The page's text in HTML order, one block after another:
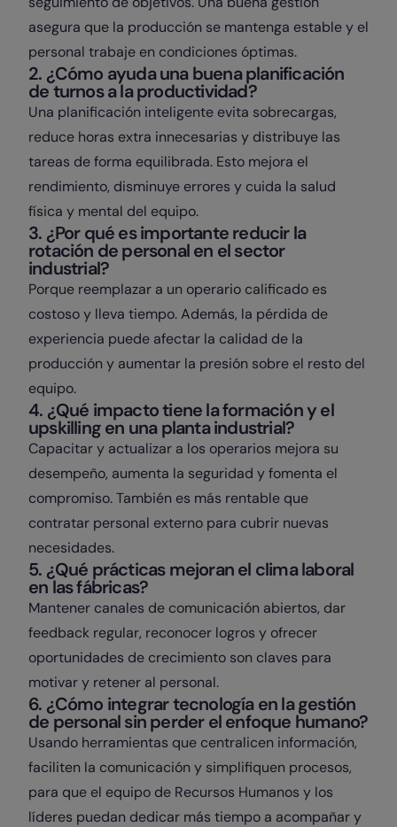
asegura que la producción se mantenga estable y el
personal trabaje en condiciones óptimas.
2. ¿Cómo ayuda una buena planificación
de turnos a la productividad?
Una planificación inteligente evita sobrecargas,
reduce horas extra innecesarias y distribuye las
tareas de forma equilibrada. Esto mejora el
rendimiento, disminuye errores y cuida la salud
física y mental del equipo.
3. ¿Por qué es importante reducir la
rotación de personal en el sector
industrial?
Porque reemplazar a un operario calificado es
costoso y lleva tiempo. Además, la pérdida de
experiencia puede afectar la calidad de la
producción y aumentar la presión sobre el resto del
equipo.
4. ¿Qué impacto tiene la formación y el
upskilling en una planta industrial?
Capacitar y actualizar a los operarios mejora su
desempeño, aumenta la seguridad y fomenta el
compromiso. También es más rentable que
contratar personal externo para cubrir nuevas
necesidades.
5. ¿Qué prácticas mejoran el clima laboral
en las fábricas?
Mantener canales de comunicación abiertos, dar
feedback regular, reconocer logros y ofrecer
oportunidades de crecimiento son claves para
motivar y retener al personal.
6. ¿Cómo integrar tecnología en la gestión
de personal sin perder el enfoque humano?
Usando herramientas que centralicen información,
faciliten la comunicación y simplifiquen procesos,
para que el equipo de Recursos Humanos y los
líderes puedan dedicar más tiempo a acompañar y